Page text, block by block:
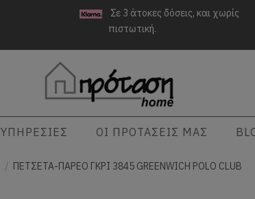
Σε 3 άτοκες δόσεις, και χωρίς
πιστωτική.
ΥΠΗΡΕΣΙΕΣ ΟΙ ΠΡΟΤΑΣΕΙΣ ΜΑΣ
ΠΕΤΣΕΤΑ-ΠΑΡΕΟ ΓΚΡΙ 3845 GREENWICH POLO CLUB